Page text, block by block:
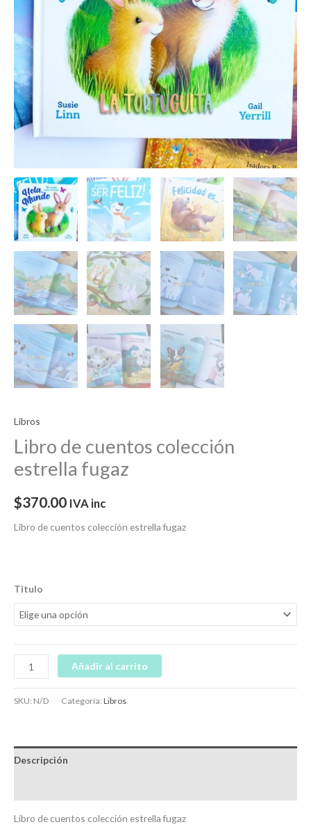
Libros
Libro de cuentos colección
estrella fugaz
$370.00 IVA inc
Libro de cuentos colección estrella fugaz
Titulo
Añadir al carrito
SKU: N/D Categoría:Libros
Descripción
Libro de cuentos colección estrella fugaz